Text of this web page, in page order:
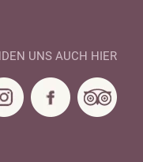
UNS AUCH HIER